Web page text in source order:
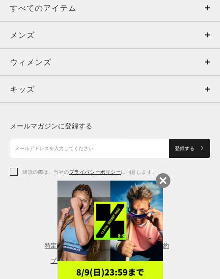
すべてのアイテム
メンズ
ウィメンズ
キッズ
アクセサリー
メンズ
トップス
ボトムス
アクセサリー
ウィメンズ
トップス
シューズ
アクセサリー
レギンス＆タイツ
キッズ
シューズ
メールマガジンに登録する
登録する
購読の際は、当社のプライバシーポリシーに同意します。
特定商取引法に基づく通販の表記 会員規約
プライバシーポリシー